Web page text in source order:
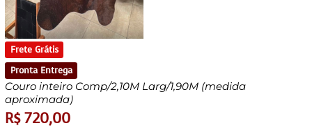
Frete Grátis
Pronta Entrega
Couro inteiro Comp/2,10M Larg/1,90M (medida
aproximada)
R$720,00